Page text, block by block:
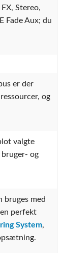
Stereo,
Fade Aux; du
er der
og
valgte
og
bruges med
perfekt
System,